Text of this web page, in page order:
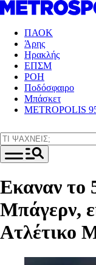
ΠΑΟΚ
Άρης
Ηρακλής
ΕΠΣΜ
ΡΟΗ
Ποδόσφαιρο
Μπάσκετ
METROPOLIS
Εκαναν το
Μπάγερν,
Ατλέτικο